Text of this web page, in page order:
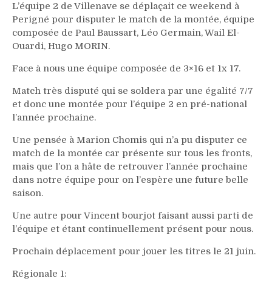
L’équipe 2 de Villenave se déplaçait ce weekend à
Perigné pour disputer le match de la montée, équipe
composée de Paul Baussart, Léo Germain, Wail El-
Ouardi, Hugo MORIN.
Face à nous une équipe composée de 3×16 et 1x 17.
Match très disputé qui se soldera par une égalité 7/7
et donc une montée pour l’équipe 2 en pré-national
l’année prochaine.
Une pensée à Marion Chomis qui n’a pu disputer ce
match de la montée car présente sur tous les fronts,
mais que l’on a hâte de retrouver l’année prochaine
dans notre équipe pour on l’espère une future belle
saison.
Une autre pour Vincent bourjot faisant aussi parti de
l’équipe et étant continuellement présent pour nous.
Prochain déplacement pour jouer les titres le 21 juin.
Régionale 1: